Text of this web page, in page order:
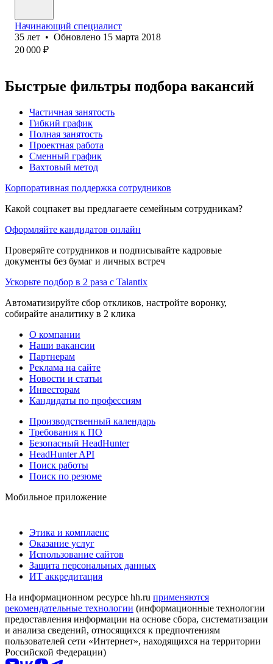
Начинающий специалист
35 лет • Обновлено 15 марта 2018
20 000 ₽
Быстрые фильтры подбора вакансий
Частичная занятость
Гибкий график
Полная занятость
Проектная работа
Сменный график
Вахтовый метод
Корпоративная поддержка сотрудников
Какой соцпакет вы предлагаете семейным сотрудникам?
Оформляйте кандидатов онлайн
Проверяйте сотрудников и подписывайте кадровые
документы без бумаг и личных встреч
Ускорьте подбор в 2 раза с Talantix
Автоматизируйте сбор откликов, настройте воронку,
собирайте аналитику в 2 клика
О компании
Наши вакансии
Партнерам
Реклама на сайте
Новости и статьи
Инвесторам
Кандидаты по профессиям
Производственный календарь
Требования к ПО
Безопасный HeadHunter
HeadHunter API
Поиск работы
Поиск по резюме
Мобильное приложение
Этика и комплаенс
Оказание услуг
Использование сайтов
Защита персональных данных
ИТ аккредитация
На информационном ресурсе hh.ru применяются
рекомендательные технологии (информационные технологии
предоставления информации на основе сбора, систематизации
и анализа сведений, относящихся к предпочтениям
пользователей сети «Интернет», находящихся на территории
Российской Федерации)